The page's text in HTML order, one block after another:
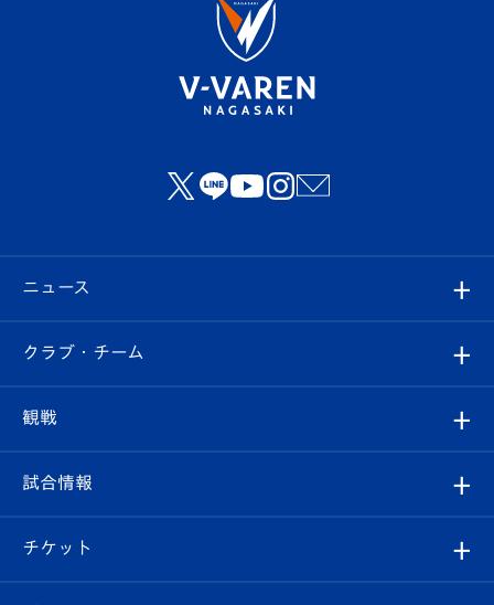
ニュース
すべて
クラブ
試合情報
クラブ・チーム
クラブ概要
エンブレム紹介
観戦
観戦ルール
はじめての観戦ガイド
試合情報
試合日程/結果
チケット